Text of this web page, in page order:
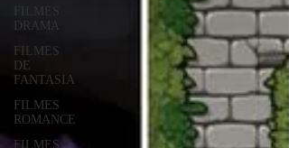
FILMES
DRAMA
FILMES
DE
FANTASIA
FILMES
ROMANCE
FILMES